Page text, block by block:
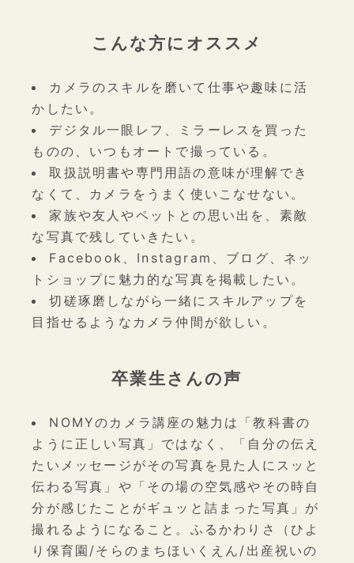
こんな方にオススメ
カメラのスキルを磨いて仕事や趣味に活
かしたい。
デジタル一眼レフ、ミラーレスを買った
ものの、いつもオートで撮っている。
取扱説明書や専門用語の意味が理解でき
なくて、カメラをうまく使いこなせない。
家族や友人やペットとの思い出を、素敵
な写真で残していきたい。
Facebook、Instagram、ブログ、ネッ
トショップに魅力的な写真を掲載したい。
切磋琢磨しながら一緒にスキルアップを
目指せるようなカメラ仲間が欲しい。
卒業生さんの声
NOMYのカメラ講座の魅力は「教科書の
ように正しい写真」ではなく、「自分の伝え
たいメッセージがその写真を見た人にスッと
伝わる写真」や「その場の空気感やその時自
分が感じたことがギュッと詰まった写真」が
撮れるようになること。ふるかわりさ（ひよ
り保育園/そらのまちほいくえん/出産祝いの